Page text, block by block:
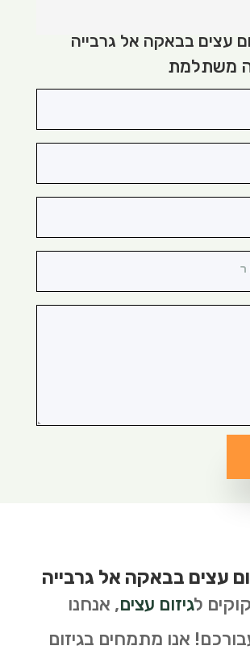
עצים בבאקה אל גרבייה
משתלמת
עצים בבאקה אל גרבייה
לגיזום עצים, אנחנו
אנו מתמחים בגיזום